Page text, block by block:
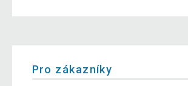
Pro zákazníky